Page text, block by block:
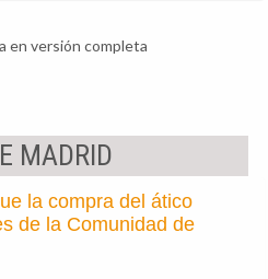
en versión completa
MADRID
la compra del ático
de la Comunidad de